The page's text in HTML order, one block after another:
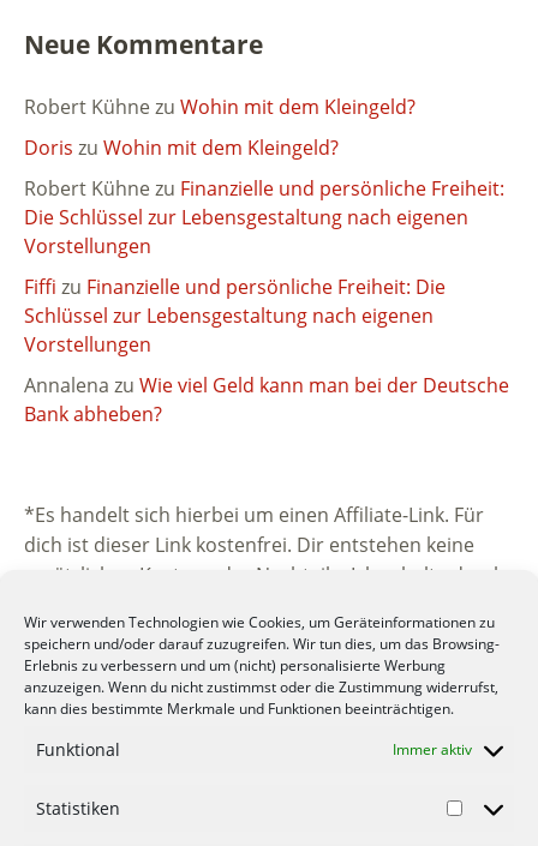
Wir verwenden Technologien wie Cookies, um Geräteinformationen zu
speichern und/oder darauf zuzugreifen. Wir tun dies, um das Browsing-
Erlebnis zu verbessern und um (nicht) personalisierte Werbung
anzuzeigen. Wenn du nicht zustimmst oder die Zustimmung widerrufst,
kann dies bestimmte Merkmale und Funktionen beeinträchtigen.
Funktional Immer aktiv
Statistiken
Neue Kommentare
Robert Kühnezu Wohin mit dem Kleingeld?
Doris zu Wohin mit dem Kleingeld?
Robert Kühnezu Finanzielle und persönliche Freiheit:
Die Schlüssel zur Lebensgestaltung nach eigenen
Vorstellungen
Fiffi zu Finanzielle und persönliche Freiheit: Die
Schlüssel zur Lebensgestaltung nach eigenen
Vorstellungen
Annalena zu Wie viel Geld kann man bei der Deutsche
Bank abheben?
*Es handelt sich hierbei um einen Affiliate-Link. Für
dich ist dieser Link kostenfrei. Dir entstehen keine
zusätzlichen Kosten oder Nachteile. Ich erhalte durch
beworbenen Unternehmen. Vielen Dank für deine
Unterstützung.